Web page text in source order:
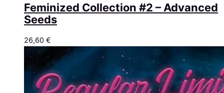
Feminized Collection #2 – Advanced
Seeds
26,60 €